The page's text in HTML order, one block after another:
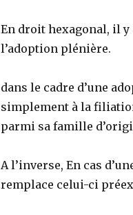
En droit hexagonal, il y
l’adoption plénière.
dans le cadre d’une
simplement à la
parmi sa famille
A l’inverse, En cas
remplace celui-ci